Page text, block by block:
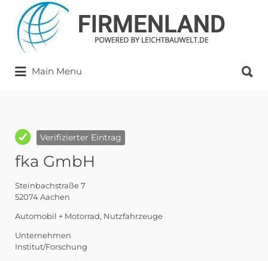
Suchen
nach:
Main Menu
nach:
Verifizierter Eintrag
fka GmbH
Steinbachstraße 7
52074 Aachen
Automobil + Motorrad Nutzfahrzeuge
Unternehmen
Institut/Forschung